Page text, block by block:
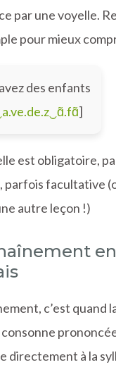
par une voyelle.
pour mieux
des enfants
]
est obligatoire,
facultative
autre leçon !)
en
c’est quand
directement à la